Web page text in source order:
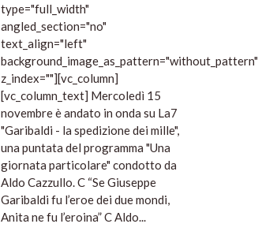
type="full_width"
angled_section="no"
text_align="left"
background_image_as_pattern="without_pattern"
z_index=""][vc_column]
[vc_column_text] Mercoledì 15
novembre è andato in onda su La7
"Garibaldi - la spedizione dei mille",
una puntata del programma "Una
giornata particolare" condotto da
Aldo Cazzullo. C “Se Giuseppe
Garibaldi fu l’eroe dei due mondi,
Anita ne fu l’eroina” C Aldo...